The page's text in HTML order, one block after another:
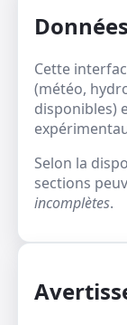
Cette
(météo,
disponibles)
Selon la
sections
incomplètes.